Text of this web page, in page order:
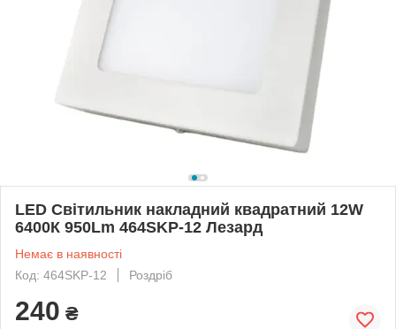
LED Світильник накладний квадратний 12W
6400К 950Lm 464SKP-12 Лезард
Немає в наявності
Код: 464SKP-12
Роздріб
240 ₴